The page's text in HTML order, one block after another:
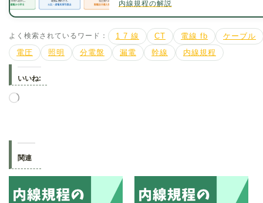
抗値について詳しく解説
内線規程の解説
よく検索されているワード： 1 7 線 CT 電線 fb
ケーブル
電圧
照明 分電盤 漏電 幹線 内線規程
いいね:
読
関連